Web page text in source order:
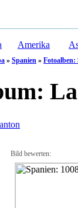
Amerika
» Spanien » Fotoalben:
Bild bewerten: